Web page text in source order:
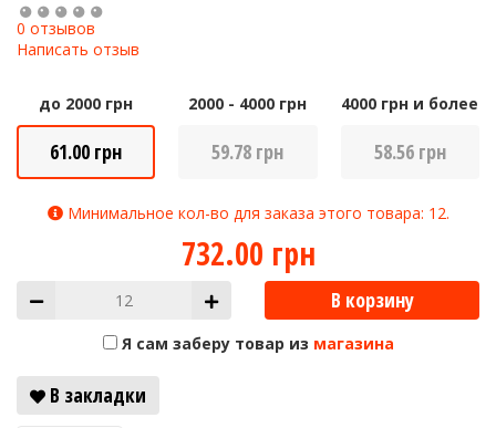
0 отзывов
Написать отзыв
до 2000 грн
61.00 грн
2000 - 4000 грн
59.78 грн
4000 грн и более
58.56 грн
Минимальное кол-во для заказа этого товара: 12.
732.00 грн
В корзину
Я сам заберу товар из магазина
В закладки